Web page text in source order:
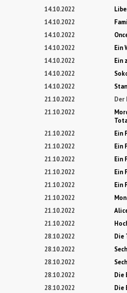
14.10.2022
14.10.2022
14.10.2022
14.10.2022
Ein
14.10.2022
Ein
14.10.2022
14.10.2022
21.10.2022
Der
21.10.2022
21.10.2022
Ein
21.10.2022
Ein
21.10.2022
Ein
21.10.2022
Ein
21.10.2022
Ein
21.10.2022
21.10.2022
21.10.2022
28.10.2022
Die
28.10.2022
28.10.2022
28.10.2022
Die
28.10.2022
Die